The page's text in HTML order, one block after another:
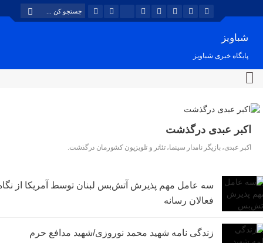
شباویز
پایگاه خبری شباویز
اکبر عبدی درگذشت
اکبر عبدی، بازیگر نامدار سینما، تئاتر و تلویزیون کشورمان درگذشت.
سه عامل مهم پذیرش آتش‌بس لبنان توسط آمریکا از
فعالان رسانه
زندگی نامه شهید محمد نوروزی/شهید مدافع حرم